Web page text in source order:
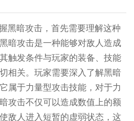
黑暗攻击，首先需要理解这种
暗攻击是一种能够对敌人造成
触发条件与玩家的装备、技能
相关。玩家需要深入了解黑暗
属于力量型攻击技能，对于力
攻击不仅可以造成数值上的额
敌人进入短暂的虚弱状态，这